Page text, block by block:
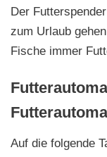
Der
zum Urlaub
Fische immer
Auf die folgende